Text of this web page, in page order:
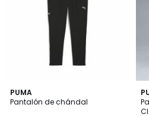
PUMA
Pantalón de chándal